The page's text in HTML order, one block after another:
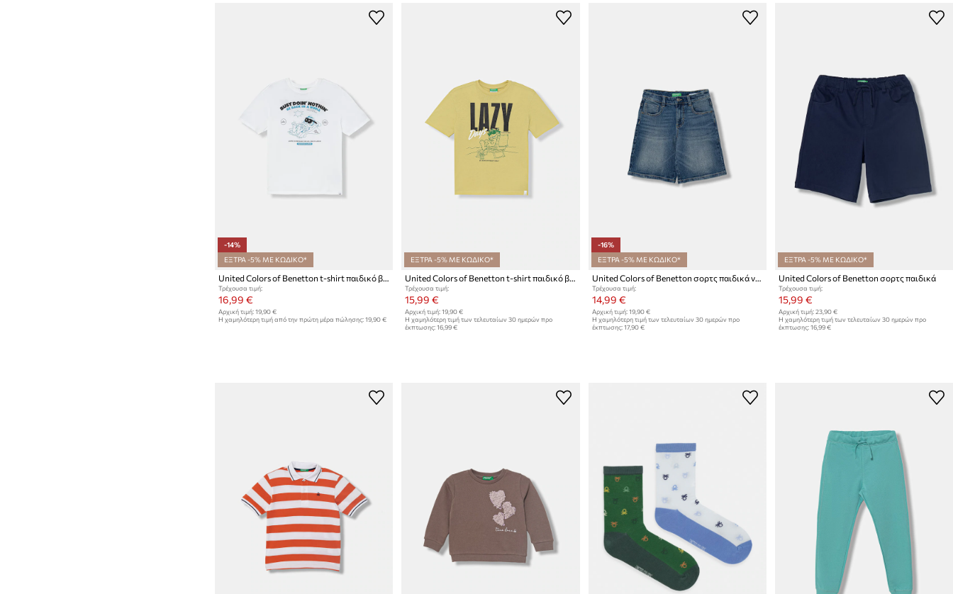
-14%
ΕΞΤΡΑ -5% ΜΕ ΚΩΔΙΚΟ*
United Colors of Benetton t-shirt παιδικό βαμβακερό
Τρέχουσα τιμή:
16,99 €
Αρχική τιμή: 19,90 €
Η χαμηλότερη τιμή από την πρώτη μέρα πώλησης: 19,90 €
ΕΞΤΡΑ -5% ΜΕ ΚΩΔΙΚΟ*
United Colors of Benetton t-shirt παιδικό βαμβακερό
Τρέχουσα τιμή:
15,99 €
Αρχική τιμή: 19,90 €
Η χαμηλότερη τιμή των τελευταίων 30 ημερών προ
έκπτωσης: 16,99 €
-16%
ΕΞΤΡΑ -5% ΜΕ ΚΩΔΙΚΟ*
United Colors of Benetton σορτς παιδικά ντένιμ
Τρέχουσα τιμή:
14,99 €
Αρχική τιμή: 19,90 €
Η χαμηλότερη τιμή των τελευταίων 30 ημερών προ
έκπτωσης: 17,90 €
ΕΞΤΡΑ -5% ΜΕ ΚΩΔΙΚΟ*
United Colors of Benetton σορτς παιδικά
Τρέχουσα τιμή:
15,99 €
Αρχική τιμή: 23,90 €
Η χαμηλότερη τιμή των τελευταίων 30 ημερών προ
έκπτωσης: 16,99 €